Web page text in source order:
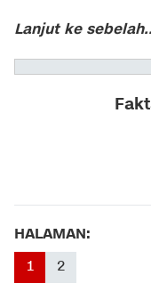
Lanjut ke
HALAMAN:
1 2